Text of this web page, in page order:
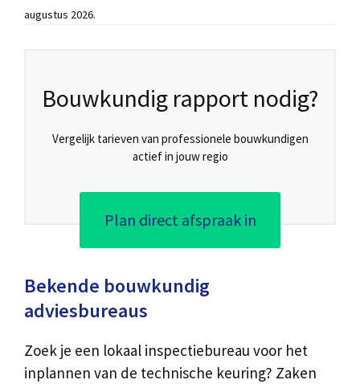
augustus 2026.
Bouwkundig rapport nodig?
Vergelijk tarieven van professionele bouwkundigen
actief in jouw regio
Plan direct afspraak in
Bekende bouwkundig
adviesbureaus
Zoek je een lokaal inspectiebureau voor het
inplannen van de technische keuring? Zaken